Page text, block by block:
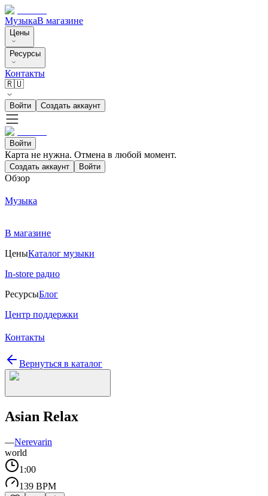
МузыкаВ магазине
Цены
Ресурсы
Контакты
🇷🇺
Войти Создать аккаунт
Войти
Карта не нужна. Отмена в любой момент.
Создать аккаунт Войти
Обзор
Музыка
В магазине
ЦеныКаталог музыки
In-store радио
РесурсыБлог
Центр поддержки
Контакты
Вернуться в каталог
Asian Relax
—Nerevarin
world
1:00
139 BPM